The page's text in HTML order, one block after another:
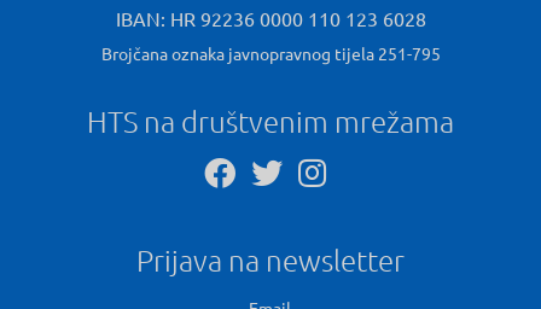
IBAN: HR 92236 0000 110 123 6028
Brojčana oznaka javnopravnog tijela 251-795
HTS na društvenim mrežama
Prijava na newsletter